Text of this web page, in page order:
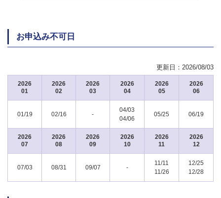
お申込み不可日
更新日： 2026/08/03
2026
01
2026
02
2026
03
2026
04
2026
05
2026
06
01/19 02/16 -
04/03
04/06
05/25 06/19
2026
07
2026
08
2026
09
2026
10
2026
11
2026
12
07/03 08/31 09/07 -
11/11
11/26
12/25
12/28